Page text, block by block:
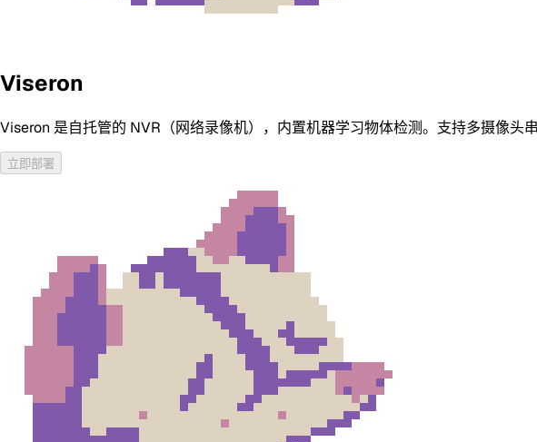
Viseron
Viseron 是自托管的 NVR（网络录像机），内置机器学习物体检测。支持多摄像头
立即部署